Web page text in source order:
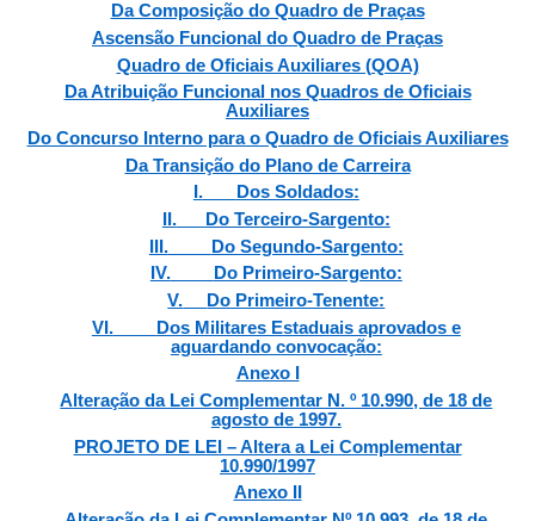
Da Composição do Quadro de Praças
Ascensão Funcional do Quadro de Praças
Quadro de Oficiais Auxiliares (QOA)
Da Atribuição Funcional nos Quadros de Oficiais
Auxiliares
Do Concurso Interno para o Quadro de Oficiais Auxiliares
Da Transição do Plano de Carreira
I.
Dos Soldados:
II.
Do Terceiro-Sargento:
III.
Do Segundo-Sargento:
IV.
Do Primeiro-Sargento:
V.
Do Primeiro-Tenente:
VI.
Dos Militares Estaduais aprovados e
aguardando convocação:
Anexo I
Alteração da Lei Complementar N. º 10.990, de 18 de
agosto de 1997.
PROJETO DE LEI – Altera a Lei Complementar
10.990/1997
Anexo II